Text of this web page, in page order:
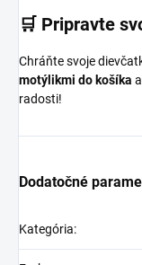
🛒 Pripravte
Chráňte svoje
motýlikmi do košíka
radosti!
Dodatočné
Kategória: